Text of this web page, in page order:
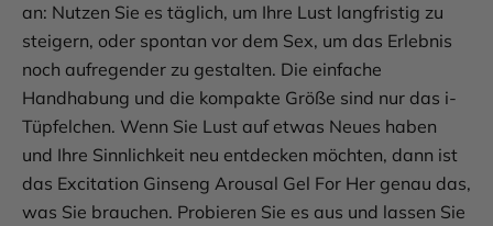
an: Nutzen Sie es täglich, um Ihre Lust langfristig zu
steigern, oder spontan vor dem Sex, um das Erlebnis
noch aufregender zu gestalten. Die einfache
Handhabung und die kompakte Größe sind nur das i-
Tüpfelchen. Wenn Sie Lust auf etwas Neues haben
und Ihre Sinnlichkeit neu entdecken möchten, dann ist
das Excitation Ginseng Arousal Gel For Her genau das,
was Sie brauchen. Probieren Sie es aus und lassen Sie